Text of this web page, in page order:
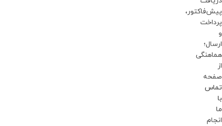
پیش‌فاکتور،
پرداخت
و
ارسال؛
هماهنگی
از
صفحه
تماس
با
ما
انجام